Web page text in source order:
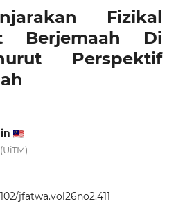
Fizikal
Berjemaah Di
Perspektif
jfatwa.vol26no2.411